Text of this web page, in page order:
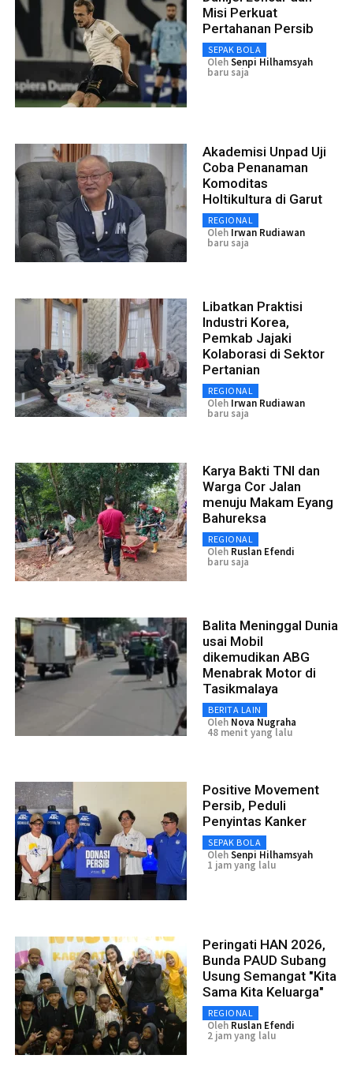
Misi Perkuat
Pertahanan Persib
SEPAK BOLA
OlehSenpi Hilhamsyah
baru saja
Akademisi Unpad Uji
Coba Penanaman
Komoditas
Holtikultura di Garut
REGIONAL
Oleh Irwan Rudiawan
baru saja
Libatkan Praktisi
Industri Korea,
Pemkab Jajaki
Kolaborasi di Sektor
Pertanian
REGIONAL
Oleh Irwan Rudiawan
baru saja
Karya Bakti TNI dan
Warga Cor Jalan
menuju Makam Eyang
Bahureksa
REGIONAL
Oleh Ruslan Efendi
baru saja
Balita Meninggal Dunia
usai Mobil
dikemudikan ABG
Menabrak Motor di
Tasikmalaya
BERITA LAIN
Oleh Nova Nugraha
48 menit yang lalu
Positive Movement
Persib, Peduli
Penyintas Kanker
SEPAK BOLA
OlehSenpi Hilhamsyah
1 jam yang lalu
Peringati HAN 2026,
Bunda PAUD Subang
Usung Semangat "Kita
Sama Kita Keluarga"
REGIONAL
Oleh Ruslan Efendi
2 jam yang lalu